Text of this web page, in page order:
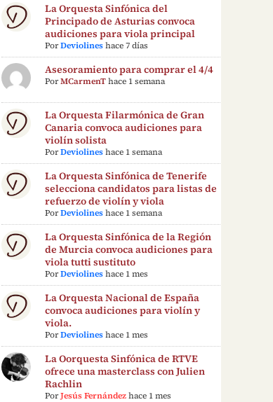
La Orquesta Sinfónica del
Principado de Asturias convoca
audiciones para viola principal
PorDeviolines hace 7 días
Asesoramiento para comprar el 4/4
PorMCarmenT hace 1 semana
La Orquesta Filarmónica de Gran
Canaria convoca audiciones para
violín solista
PorDeviolines hace 1 semana
La Orquesta Sinfónica de Tenerife
selecciona candidatos para listas de
refuerzo de violín y viola
PorDeviolines hace 1 semana
La Orquesta Sinfónica de la Región
de Murcia convoca audiciones para
viola tutti sustituto
PorDeviolines hace 1 mes
La Orquesta Nacional de España
convoca audiciones para violín y
viola.
PorDeviolines hace 1 mes
La Oorquesta Sinfónica de RTVE
ofrece una masterclass con Julien
Rachlin
PorJesús Fernández hace 1 mes